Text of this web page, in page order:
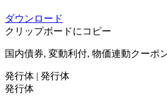
ダウンロード
クリップボードにコピー
国内債券, 変動利付, 物価連動クーポ
発行体 | 発行体
発行体